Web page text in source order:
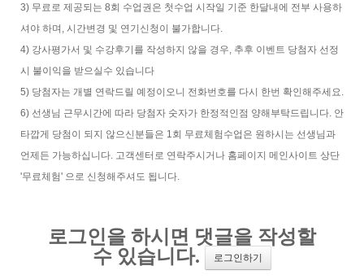
3) 무료로 제공되는 8회 수업권은 첫수업 시작일 기준 한달내에 전부 사용하
셔야 하며, 시간변경 및 연기신청이 불가합니다.
4) 강사평가서 및 수강후기를 작성하지 않을 경우, 추후 이벤트 당첨자 선정
시 불이익을 받으실수 있습니다
5) 당첨자는 개별 연락드릴 예정이오니 전화번호를 다시 한번 확인해주세요.
6) 선생님 근무시간에 따라 당첨자 숫자가 한정적인점 양해부탁드립니다. 안
타깝게 당첨이 되지 않으신분들은 1회 무료체험수업은 원하시는 선생님과
언제든 가능하십니다. 고객센터로 연락주시거나 홈페이지 메인사이트 상단
'무료체험' 으로 신청해주셔도 됩니다.